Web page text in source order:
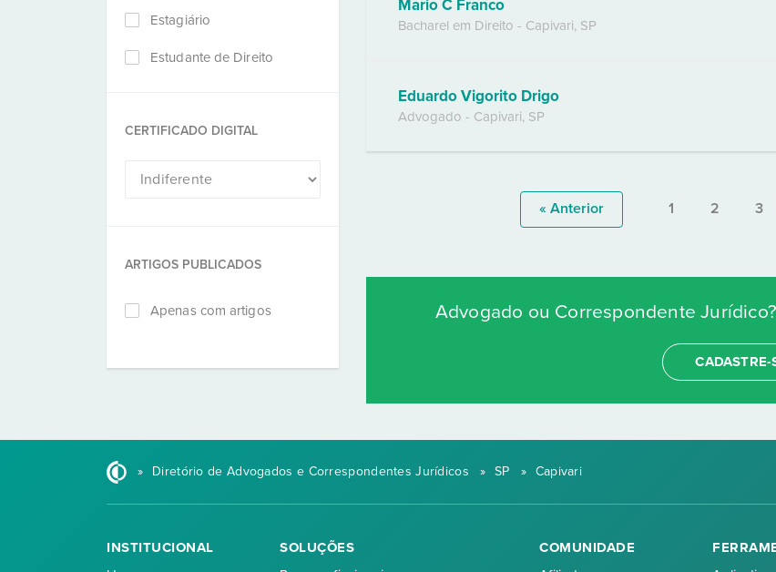
Estagiário
Estudante de Direito
CERTIFICADO DIGITAL
ARTIGOS PUBLICADOS
Apenas com artigos
Mario C Franco
Bacharel em Direito - Capivari, SP
Eduardo Vigorito Drigo
Advogado - Capivari, SP
« Anterior 1 2 3
Advogado ou Correspondente
CADASTRE-
» Diretório de Advogados e Correspondentes Jurídicos » SP » Capivari
INSTITUCIONAL
SOLUÇÕES
COMUNIDADE